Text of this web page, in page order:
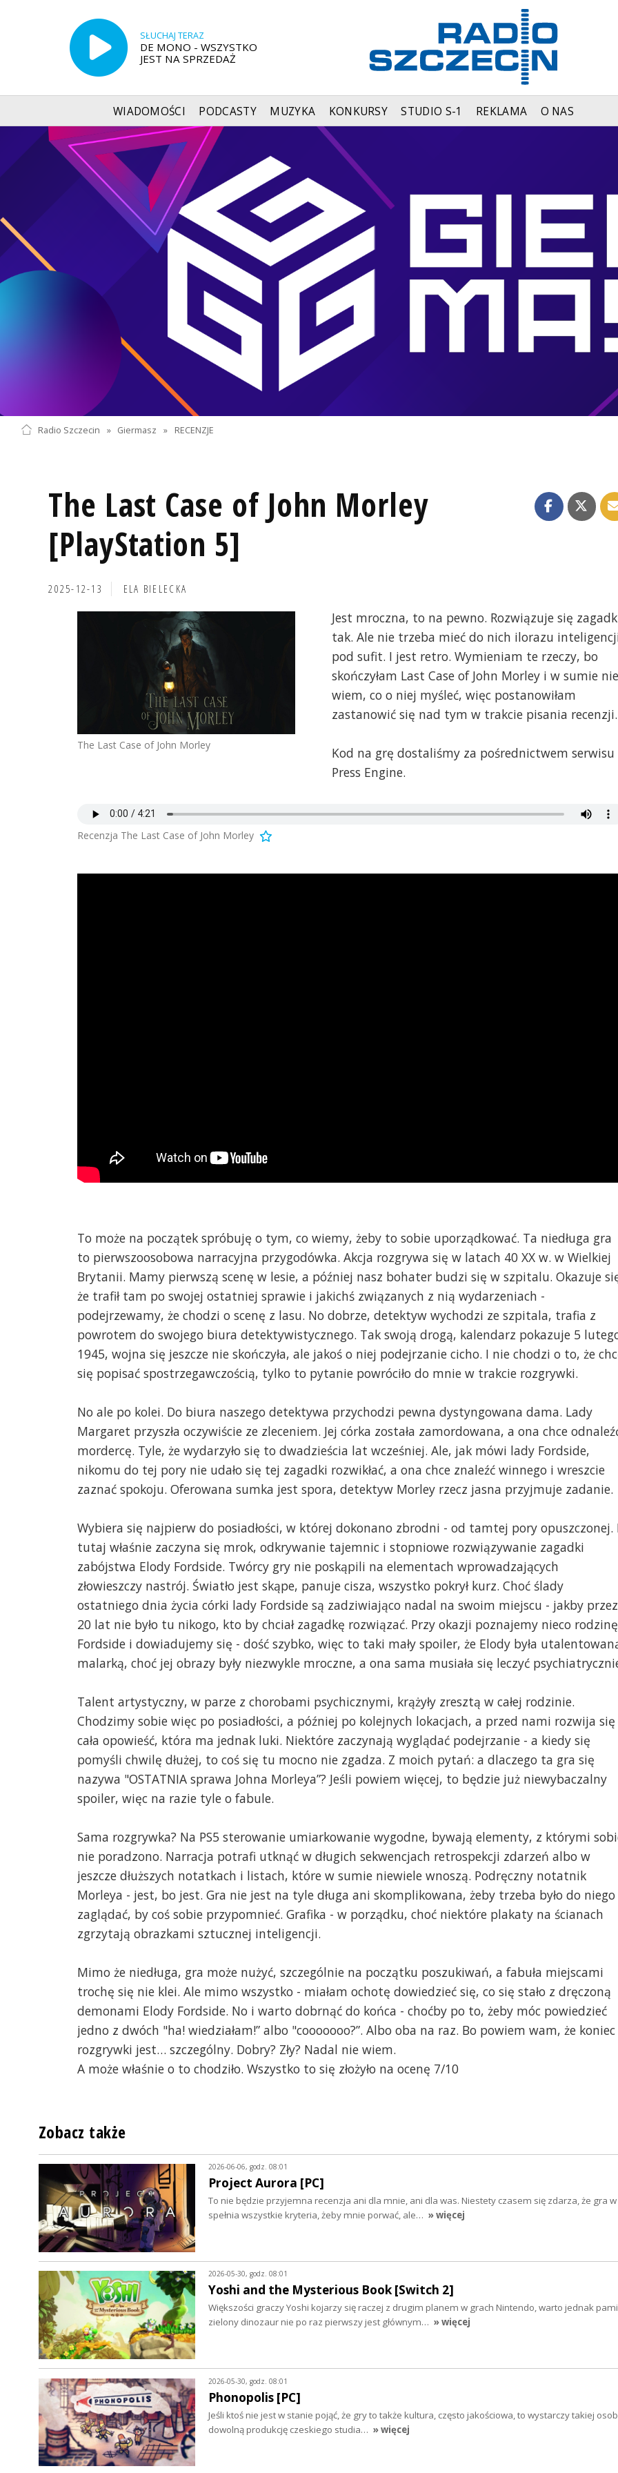
SŁUCHAJ TERAZ
DE MONO - WSZYSTKO
JEST NA SPRZEDAŻ
WIADOMOŚCI PODCASTY MUZYKA KONKURSY STUDIO S-1 REKLAMA O NAS
Radio Szczecin » Giermasz » RECENZJE
The Last Case of John Morley
[PlayStation 5]
2025-12-13 ELA BIELECKA
The Last Case of John Morley
Jest mroczna, to na pewno. Rozwiązuje się
tak. Ale nie trzeba mieć do nich ilorazu
pod sufit. I jest retro. Wymieniam te rzeczy, bo
skończyłam Last Case of John Morley i w sumie nie
wiem, co o niej myśleć, więc postanowiłam
zastanowić się nad tym w trakcie pisania recenzji.
Kod na grę dostaliśmy za pośrednictwem serwisu
Press Engine.
Recenzja The Last Case of John Morley
To może na początek spróbuję o tym, co wiemy, żeby to sobie uporządkować. Ta niedługa gra
to pierwszoosobowa narracyjna przygodówka. Akcja rozgrywa się w latach 40 XX w. w Wielkiej
Brytanii. Mamy pierwszą scenę w lesie, a później nasz bohater budzi się w szpitalu. Okazuje
że trafił tam po swojej ostatniej sprawie i jakichś związanych z nią wydarzeniach -
podejrzewamy, że chodzi o scenę z lasu. No dobrze, detektyw wychodzi ze szpitala, trafia z
powrotem do swojego biura detektywistycznego. Tak swoją drogą, kalendarz pokazuje 5
1945, wojna się jeszcze nie skończyła, ale jakoś o niej podejrzanie cicho. I nie chodzi o to, że
się popisać spostrzegawczością, tylko to pytanie powróciło do mnie w trakcie rozgrywki.
No ale po kolei. Do biura naszego detektywa przychodzi pewna dystyngowana dama. Lady
Margaret przyszła oczywiście ze zleceniem. Jej córka została zamordowana, a ona chce
mordercę. Tyle, że wydarzyło się to dwadzieścia lat wcześniej. Ale, jak mówi lady Fordside,
nikomu do tej pory nie udało się tej zagadki rozwikłać, a ona chce znaleźć winnego i wreszcie
zaznać spokoju. Oferowana sumka jest spora, detektyw Morley rzecz jasna przyjmuje zadanie.
Wybiera się najpierw do posiadłości, w której dokonano zbrodni - od tamtej pory opuszczonej.
tutaj właśnie zaczyna się mrok, odkrywanie tajemnic i stopniowe rozwiązywanie zagadki
zabójstwa Elody Fordside. Twórcy gry nie poskąpili na elementach wprowadzających
złowieszczy nastrój. Światło jest skąpe, panuje cisza, wszystko pokrył kurz. Choć ślady
ostatniego dnia życia córki lady Fordside są zadziwiająco nadal na swoim miejscu - jakby przez
20 lat nie było tu nikogo, kto by chciał zagadkę rozwiązać. Przy okazji poznajemy nieco rodzinę
Fordside i dowiadujemy się - dość szybko, więc to taki mały spoiler, że Elody była
malarką, choć jej obrazy były niezwykle mroczne, a ona sama musiała się leczyć
Talent artystyczny, w parze z chorobami psychicznymi, krążyły zresztą w całej rodzinie.
Chodzimy sobie więc po posiadłości, a później po kolejnych lokacjach, a przed nami rozwija się
cała opowieść, która ma jednak luki. Niektóre zaczynają wyglądać podejrzanie - a kiedy się
pomyśli chwilę dłużej, to coś się tu mocno nie zgadza. Z moich pytań: a dlaczego ta gra się
nazywa "OSTATNIA sprawa Johna Morleya”? Jeśli powiem więcej, to będzie już niewybaczalny
spoiler, więc na razie tyle o fabule.
Sama rozgrywka? Na PS5 sterowanie umiarkowanie wygodne, bywają elementy, z którymi
nie poradzono. Narracja potrafi utknąć w długich sekwencjach retrospekcji zdarzeń albo w
jeszcze dłuższych notatkach i listach, które w sumie niewiele wnoszą. Podręczny notatnik
Morleya - jest, bo jest. Gra nie jest na tyle długa ani skomplikowana, żeby trzeba było do niego
zaglądać, by coś sobie przypomnieć. Grafika - w porządku, choć niektóre plakaty na ścianach
zgrzytają obrazkami sztucznej inteligencji.
Mimo że niedługa, gra może nużyć, szczególnie na początku poszukiwań, a fabuła miejscami
trochę się nie klei. Ale mimo wszystko - miałam ochotę dowiedzieć się, co się stało z dręczoną
demonami Elody Fordside. No i warto dobrnąć do końca - choćby po to, żeby móc powiedzieć
jedno z dwóch "ha! wiedziałam!” albo "cooooooo?”. Albo oba na raz. Bo powiem wam, że koniec
rozgrywki jest… szczególny. Dobry? Zły? Nadal nie wiem.
A może właśnie o to chodziło. Wszystko to się złożyło na ocenę 7/10
Zobacz także
2026-06-06, godz. 08:01
Project Aurora [PC]
To nie będzie przyjemna recenzja ani dla mnie, ani dla was. Niestety czasem się zdarza, że gra
spełnia wszystkie kryteria, żeby mnie porwać, ale… » więcej
2026-05-30, godz. 08:01
Yoshi and the Mysterious Book [Switch 2]
Większości graczy Yoshi kojarzy się raczej z drugim planem w grach Nintendo, warto jednak
zielony dinozaur nie po raz pierwszy jest głównym… » więcej
2026-05-30, godz. 08:01
Phonopolis [PC]
Jeśli ktoś nie jest w stanie pojąć, że gry to także kultura, często jakościowa, to wystarczy takiej
dowolną produkcję czeskiego studia… » więcej